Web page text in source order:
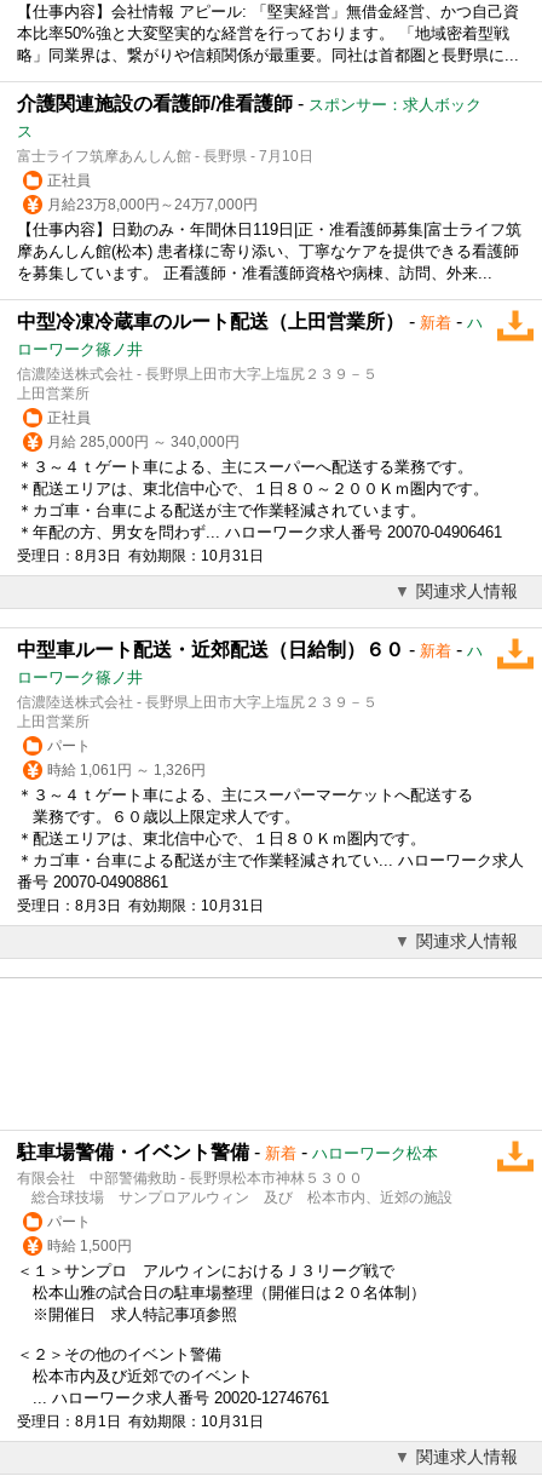
【仕事内容】会社情報 アピール: 「堅実経営」無借金経営、かつ自己資
本比率50%強と大変堅実的な経営を行っております。 「地域密着型戦
略」同業界は、繋がりや信頼関係が最重要。同社は首都圏と長野県に...
介護関連施設の看護師/准看護師 - スポンサー：求人ボック
ス
富士ライフ筑摩あんしん館 - 長野県 - 7月10日
正社員
月給23万8,000円～24万7,000円
【仕事内容】日勤のみ・年間休日119日|正・准看護師募集|富士ライフ筑
摩あんしん館(松本) 患者様に寄り添い、丁寧なケアを提供できる看護師
を募集しています。 正看護師・准看護師資格や病棟、訪問、外来...
中型冷凍冷蔵車のルート配送（上田営業所） - 新着 - ハ
ローワーク篠ノ井
信濃陸送株式会社 - 長野県上田市大字上塩尻２３９－５
上田営業所
正社員
月給 285,000円 ～ 340,000円
＊３～４ｔゲート車による、主にスーパーへ配送する業務です。
＊配送エリアは、東北信中心で、１日８０～２００Ｋｍ圏内です。
＊カゴ車・台車による配送が主で作業軽減されています。
＊年配の方、男女を問わず... ハローワーク求人番号 20070-04906461
受理日：8月3日 有効期限：10月31日
関連求人情報
中型車ルート配送・近郊配送（日給制）６０ - 新着 - ハ
ローワーク篠ノ井
信濃陸送株式会社 - 長野県上田市大字上塩尻２３９－５
上田営業所
パート
時給 1,061円 ～ 1,326円
＊３～４ｔゲート車による、主にスーパーマーケットへ配送する
業務です。６０歳以上限定求人です。
＊配送エリアは、東北信中心で、１日８０Ｋｍ圏内です。
＊カゴ車・台車による配送が主で作業軽減されてい... ハローワーク求人
番号 20070-04908861
受理日：8月3日 有効期限：10月31日
関連求人情報
駐車場警備・イベント警備 - 新着 - ハローワーク松本
有限会社 中部警備救助 - 長野県松本市神林５３００
総合球技場 サンプロアルウィン 及び 松本市内、近郊の施設
パート
時給 1,500円
＜１＞サンプロ アルウィンにおけるＪ３リーグ戦で
松本山雅の試合日の駐車場整理（開催日は２０名体制）
※開催日 求人特記事項参照
＜２＞その他のイベント警備
松本市内及び近郊でのイベント
... ハローワーク求人番号 20020-12746761
受理日：8月1日 有効期限：10月31日
関連求人情報